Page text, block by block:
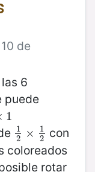
de
6
puede
1
1
2
×
1
2
12 × 12 con
coloreados
rotar